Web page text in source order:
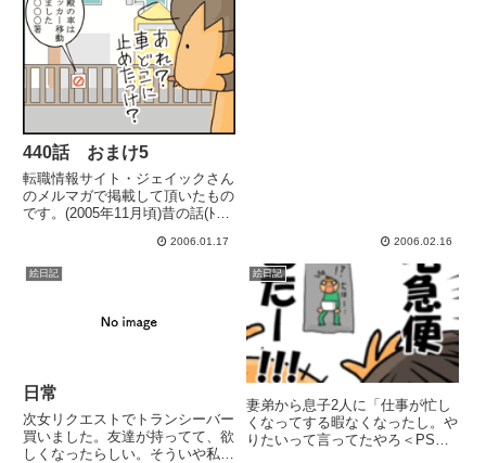
440話 おまけ5
転職情報サイト・ジェイックさん
のメルマガで掲載して頂いたもの
です。(2005年11月頃)昔の話(ﾄｵｲ
2006.01.17 2006.02.16
絵日記
日常
次女リクエストでトランシーバー
買いました。友達が持ってて、欲
しくなったらしい。そういや私も
絵日記
妻弟から息子2人に「仕事が忙し
くなってする暇なくなったし。や
りたいって言ってたやろ＜PSP